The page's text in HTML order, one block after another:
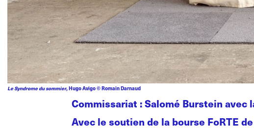
Le Syndrome du sommier, Hugo Avigo © Romain Darnaud
Commissariat : Salomé Burstein avec
Avec le soutien de la bourse FoRTE